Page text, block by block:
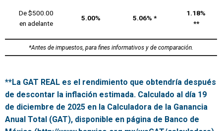
De $500.00
en adelante
5.00% 5.06% *
1.18%
**
*Antes de impuestos, para fines informativos y de comparación.
**La GAT REAL es el rendimiento que obtendría después
de descontar la inflación estimada. Calculado al día 19
de diciembre de 2025 en la Calculadora de la Ganancia
Anual Total (GAT), disponible en página de Banco de